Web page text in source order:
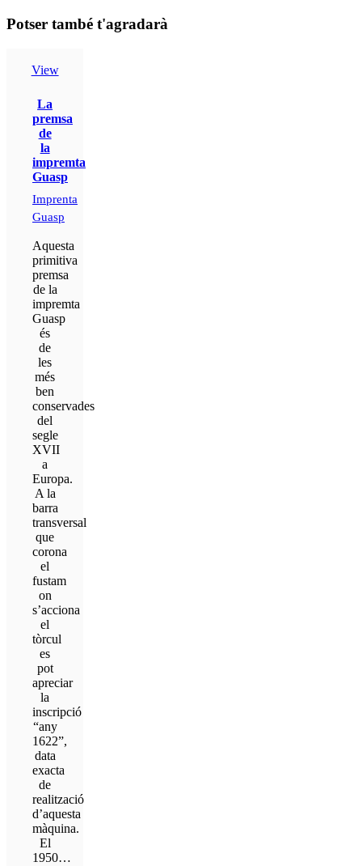
Potser també t'agradarà
View
La
premsa
de
la
impremta
Guasp
Imprenta
Guasp
Aquesta
primitiva
premsa
de la
impremta
Guasp
és
de
les
més
ben
conservades
del
segle
XVII
a
Europa.
A la
barra
transversal
que
corona
el
fustam
on
s’acciona
el
tòrcul
es
pot
apreciar
la
inscripció
“any
1622”,
data
exacta
de
realització
d’aquesta
màquina.
El
1950…